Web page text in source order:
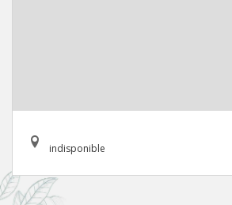
indisponible